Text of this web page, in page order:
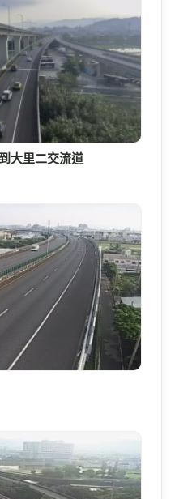
大里二交流道